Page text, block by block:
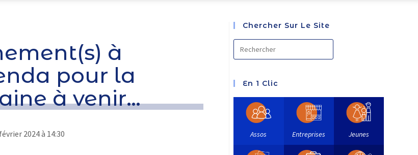
à
pour la
à venir…
2024 à 14:30
Chercher Sur Le Site
En 1 Clic
Assos Entreprises Jeunes